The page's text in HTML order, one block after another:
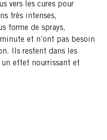
vers les cures pour
très intenses,
forme de sprays,
et n’ont pas besoin
Ils restent dans les
un effet nourrissant et